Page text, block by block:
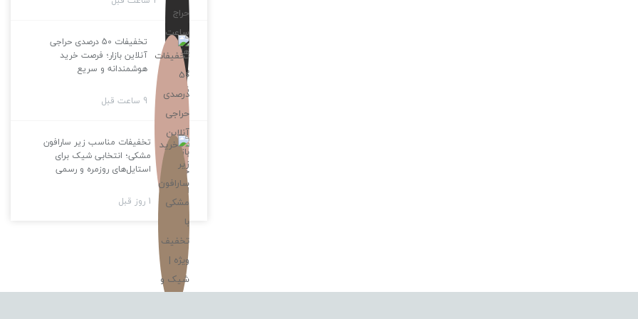
تخفیفات 50 درصدی حراجی
آنلاین بازار؛ فرصت خرید
هوشمندانه و سریع
9 ساعت قبل
تخفیفات مناسب زیر سارافون
مشکی؛ انتخابی شیک برای
استایل‌های روزمره و رسمی
1 روز قبل